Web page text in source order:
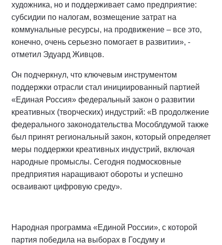
художника, но и поддерживает само предприятие:
субсидии по налогам, возмещение затрат на
коммунальные ресурсы, на продвижение – все это,
конечно, очень серьезно помогает в развитии», -
отметил Эдуард Живцов.
Он подчеркнул, что ключевым инструментом
поддержки отрасли стал инициированный партией
«Единая Россия» федеральный закон о развитии
креативных (творческих) индустрий: «В продолжение
федерального законодательства Мособлдумой также
был принят региональный закон, который определяет
меры поддержки креативных индустрий, включая
народные промыслы. Сегодня подмосковные
предприятия наращивают обороты и успешно
осваивают цифровую среду».
Народная программа «Единой России», с которой
партия победила на выборах в Госдуму и